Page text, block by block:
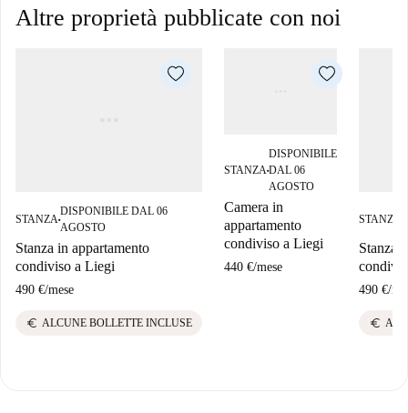
Altre proprietà pubblicate con noi
STANZA■
DISPONIBILE DAL 06
AGOSTO
Stanza in appartamento
condiviso a Liegi
490 €/mese
euro ALCUNE BOLLETTE INCLUSE
STANZA■
DISPONIBILE
DAL 06
AGOSTO
Camera in
appartamento
condiviso a Liegi
440 €/mese
STANZA
Stanza
490 €/
euro